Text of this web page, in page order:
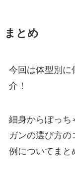
まとめ
今回は体型別に
介！
細身からぽっち
ガンの選び方
例についてまと